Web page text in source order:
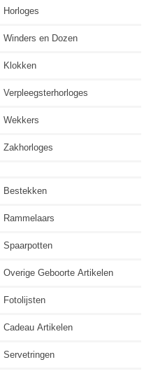
Horloges
Winders en Dozen
Klokken
Verpleegsterhorloges
Wekkers
Zakhorloges
Bestekken
Rammelaars
Spaarpotten
Overige Geboorte Artikelen
Fotolijsten
Cadeau Artikelen
Servetringen